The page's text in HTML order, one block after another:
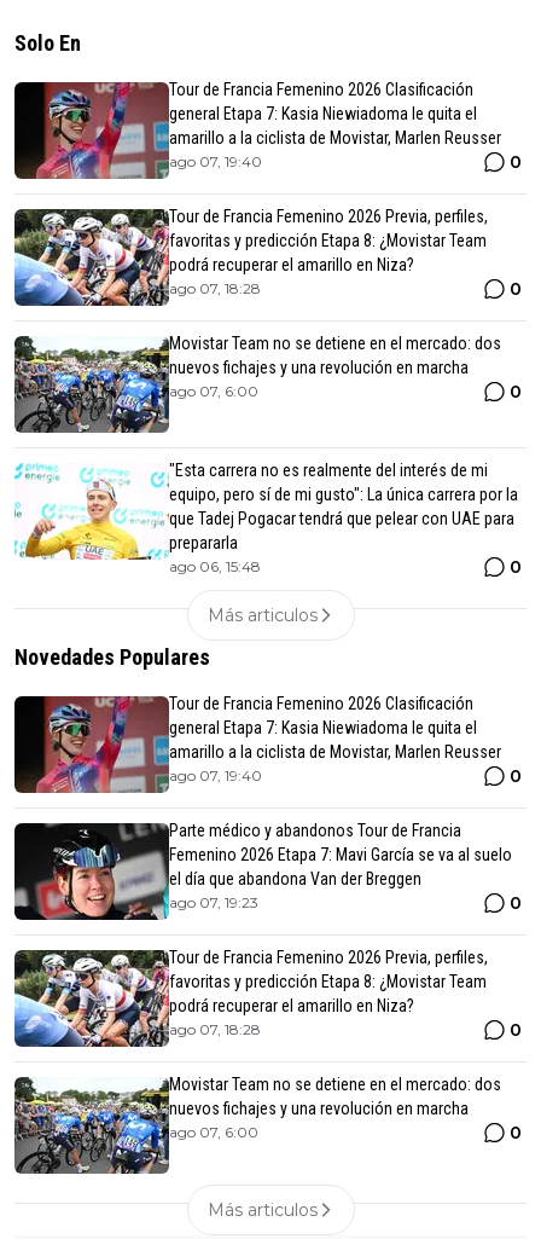
Solo En
Tour de Francia Femenino 2026 Clasificación
general Etapa 7: Kasia Niewiadoma le quita el
amarillo a la ciclista de Movistar, Marlen Reusser
ago 07, 19:40 0
Tour de Francia Femenino 2026 Previa, perfiles,
favoritas y predicción Etapa 8: ¿Movistar Team
podrá recuperar el amarillo en Niza?
ago 07, 18:28 0
Movistar Team no se detiene en el mercado: dos
nuevos fichajes y una revolución en marcha
ago 07, 6:00 0
"Esta carrera no es realmente del interés de mi
equipo, pero sí de mi gusto": La única carrera por la
que Tadej Pogacar tendrá que pelear con UAE para
prepararla
ago 06, 15:48 0
Más articulos
Novedades Populares
Tour de Francia Femenino 2026 Clasificación
general Etapa 7: Kasia Niewiadoma le quita el
amarillo a la ciclista de Movistar, Marlen Reusser
ago 07, 19:40 0
Parte médico y abandonos Tour de Francia
Femenino 2026 Etapa 7: Mavi García se va al suelo
el día que abandona Van der Breggen
ago 07, 19:23 0
Tour de Francia Femenino 2026 Previa, perfiles,
favoritas y predicción Etapa 8: ¿Movistar Team
podrá recuperar el amarillo en Niza?
ago 07, 18:28 0
Movistar Team no se detiene en el mercado: dos
nuevos fichajes y una revolución en marcha
ago 07, 6:00 0
Más articulos